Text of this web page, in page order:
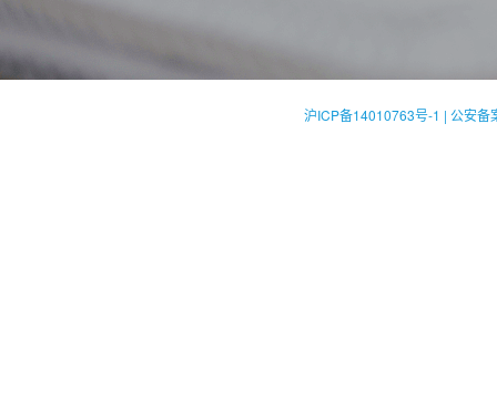
沪ICP备14010763号-1 | 公安